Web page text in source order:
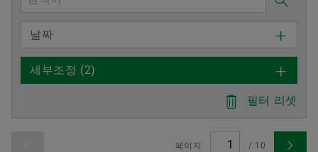
구매 및 공급업체 관리
판매
그룹
Vehicle Lifetime Solutions
Bearings & Industrial Solutions
디지털 제품
기입항목
종사자
훈련 기관
미디어 라이브러리
소셜 뉴스
날짜와 이벤트
여러 매체를 장바구니에 모아 한 번에 주문하
실 수 있습니다. 각 매체의 최대 주문 수량은
20개입니다. 무료 구입한 재료를 판매하는 것
은 허용되지 않습니다.
지금 주문하기
날짜
세부조정 (2)
필터 리셋
페이지 / 10